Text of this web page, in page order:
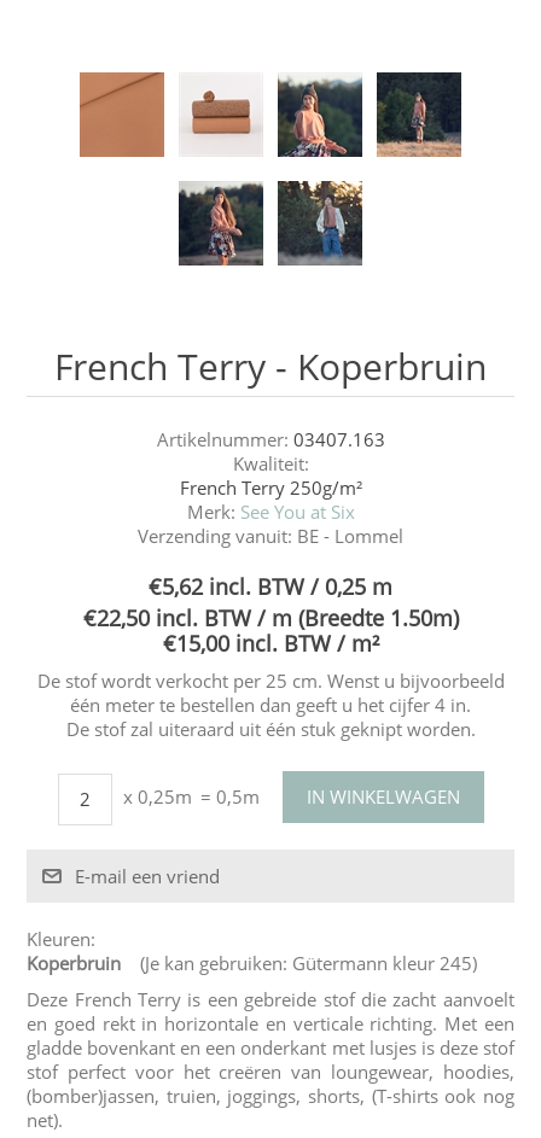
French Terry - Koperbruin
Artikelnummer: 03407.163
Kwaliteit:
French Terry 250g/m²
Merk: See You at Six
Verzending vanuit: BE - Lommel
€5,62 incl. BTW / 0,25 m
€22,50 incl. BTW / m (Breedte 1.50m)
€15,00 incl. BTW / m²
De stof wordt verkocht per 25 cm. Wenst u bijvoorbeeld
één meter te bestellen dan geeft u het cijfer 4 in.
De stof zal uiteraard uit één stuk geknipt worden.
x 0,25m = 0,5m
Kleuren:
Koperbruin (Je kan gebruiken: Gütermann kleur 245)
Deze French Terry is een gebreide stof die zacht aanvoelt
en goed rekt in horizontale en verticale richting. Met een
gladde bovenkant en een onderkant met lusjes is deze stof
stof perfect voor het creëren van loungewear, hoodies,
(bomber)jassen, truien, joggings, shorts, (T-shirts ook nog
net).